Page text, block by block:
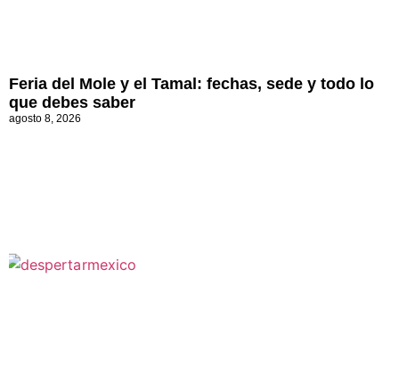
Feria del Mole y el Tamal: fechas, sede y todo lo
que debes saber
agosto 8, 2026